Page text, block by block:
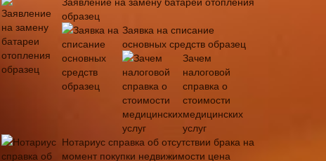
образец
Заявка на списание
основных средств образец
Зачем
налоговой
справка о
стоимости
медицинских
услуг
Нотариус справка об отсутствии брака на
момент покупки недвижимости цена